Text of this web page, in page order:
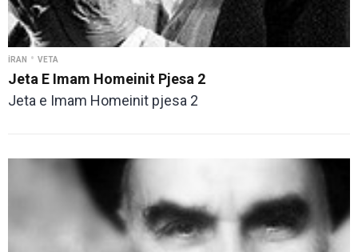
İRAN • VETA
Jeta E Imam Homeinit Pjesa 2
Jeta e Imam Homeinit pjesa 2